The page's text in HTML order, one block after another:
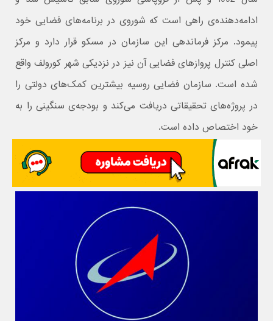
ادامه‌دهنده‌ی راهی است که شوروی در برنامه‌های فضایی خود
پیمود. مرکز فرماندهی این سازمان در مسکو قرار دارد و مرکز
اصلی کنترل پروازهای فضایی آن نیز در نزدیکی شهر کورولف واقع
شده است. سازمان فضایی روسیه بیشترین کمک‌های دولتی را
در پروژه‌های تحقیقاتی دریافت می‌کند و بودجه‌ی سنگینی را به
خود اختصاص داده است.